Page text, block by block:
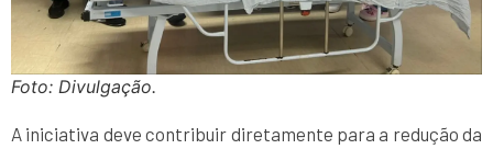
Foto: Divulgação.
A iniciativa deve contribuir diretamente para a redução da